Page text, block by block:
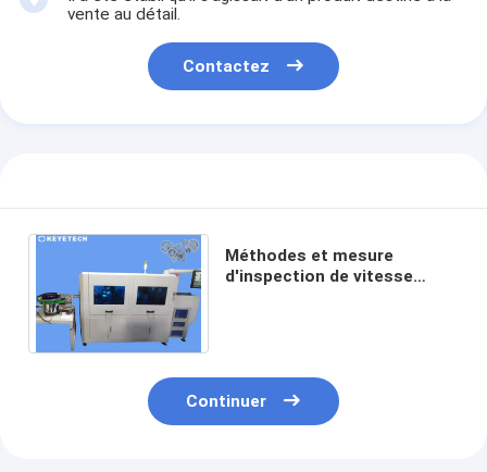
vente au détail.
Contactez
Méthodes et mesure
d'inspection de vitesse
Continuer